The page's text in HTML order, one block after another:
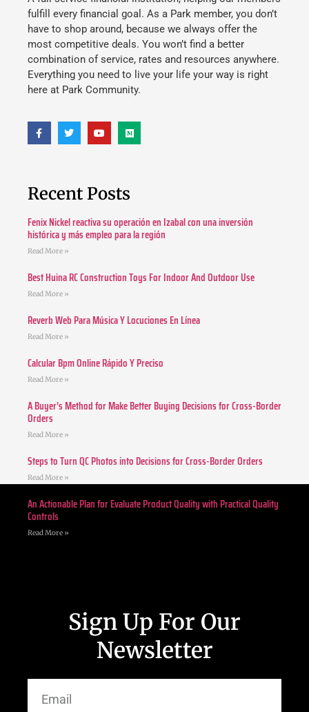
fulfill every financial goal. As a Park member, you don’t
have to shop around, because we always offer the
most competitive deals. You won’t find a better
combination of service, rates and resources anywhere.
Everything you need to live your life your way is right
here at Park Community.
Recent Posts
Fenix Nickel reactiva su operación en Izabal con una inversión
histórica y más empleo para la región
Read More »
Best Huina RC Construction Toys For Indoor And Outdoor Use
Read More »
Reverb Web Para Música Y Locuciones En Línea
Read More »
Calcular Bpm Online Rápido Y Preciso
Read More »
A Buyer’s Method for Make Better Buying Decisions for Cross-Border
Orders
Read More »
Steps to Turn QC Photos into Decisions for Cross-Border Orders
Read More »
An Actionable Plan for Evaluate Product Quality with Practical Quality
Controls
Read More »
Sign Up For Our
Newsletter